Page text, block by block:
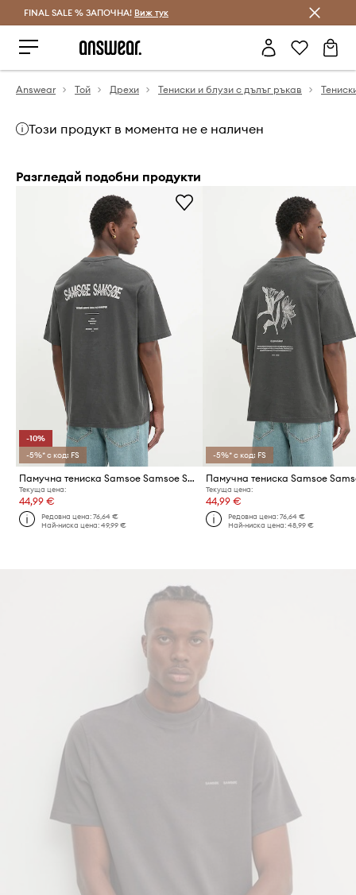
Спестявай с Answear Club
FINAL SALE % ЗАПОЧНА! Виж тук
Answear Той Дрехи Тениски и блузи с дълъг ръкав
Този продукт в момента не е наличен
Разгледай подобни продукти
-10%
-5%* с код: FS
Памучна тениска Samsoe Samsoe SASWIRL
Текуща цена:
44,99 €
Редовна цена:76,64 €
Най-ниска цена:49,99 €
-5%* с код: FS
Текуща цена:
44,99 €
Редовна цена: 76,64 €
Най-ниска цена: 48,99 €